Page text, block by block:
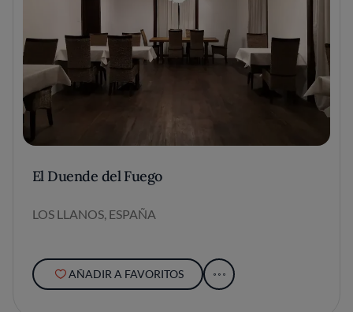
El Duende del Fuego
LOS LLANOS, ESPAÑA
AÑADIR A FAVORITOS